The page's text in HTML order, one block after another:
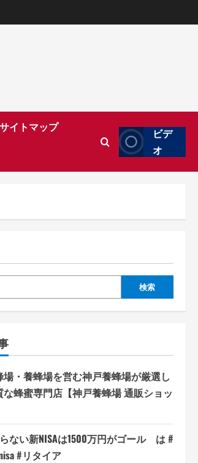
サイトマップ
ビデ
オ
検索
場・養蜂場を営む神戸養蜂場が厳選し
な蜂蜜専門店【神戸養蜂場 通販ショッ
ない新NISAは1500万円がゴール は #
#リタイア